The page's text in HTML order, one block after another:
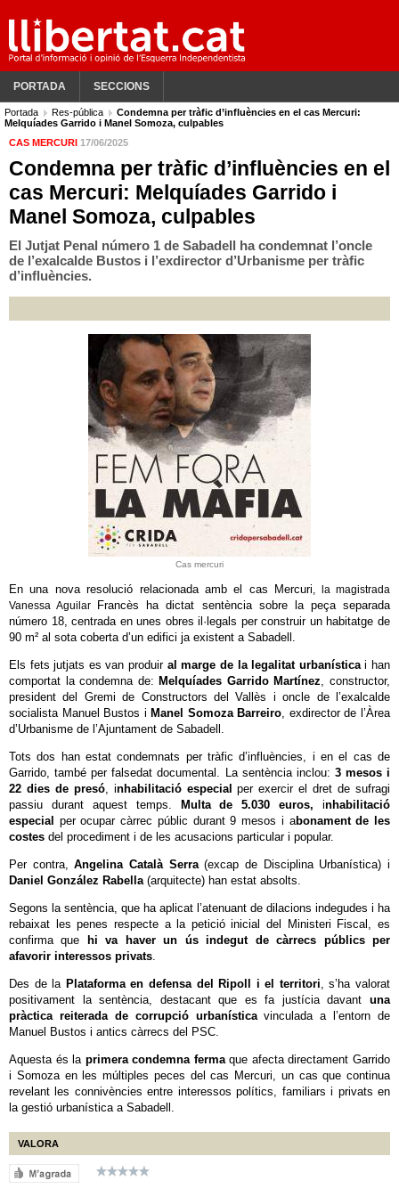
PORTADA SECCIONS
Portada Res-pública
Condemna per tràfic d’influències en el cas Mercuri:
Melquíades Garrido i Manel Somoza, culpables
CAS MERCURI 17/06/2025
Condemna per tràfic d’influències en el
cas Mercuri: Melquíades Garrido i
Manel Somoza, culpables
El Jutjat Penal número 1 de Sabadell ha condemnat l’oncle
de l’exalcalde Bustos i l’exdirector d’Urbanisme per tràfic
d’influències.
Cas mercuri
En una nova resolució relacionada amb el cas Mercuri, la magistrada
Vanessa Aguilar
Francès ha dictat sentència sobre la peça separada
número 18, centrada en unes obres il·legals per construir un habitatge de
90 m² al sota coberta d’un edifici ja existent a Sabadell.
Els fets jutjats es van produir al marge de la legalitat urbanísticai han
comportat la condemna de: Melquíades Garrido Martínez, constructor,
president del Gremi de Constructors del Vallès i oncle de l’exalcalde
socialista Manuel Bustos i Manel Somoza Barreiro, exdirector de l’Àrea
d’Urbanisme de l’Ajuntament de Sabadell.
Tots dos han estat condemnats per tràfic d’influències, i en el cas de
Garrido, també per falsedat documental. La sentència inclou: 3 mesos i
22 dies de presó, inhabilitació especial per exercir el dret de sufragi
passiu durant aquest temps.
Multa de 5.030 euros, inhabilitació
especial per ocupar càrrec públic durant 9 mesos i abonament de les
costes del procediment i de les acusacions particular i popular.
Per contra,Angelina Català Serra(excap de Disciplina Urbanística) i
Daniel González Rabella(arquitecte) han estat absolts.
Segons la sentència, que ha aplicat l’atenuant de dilacions indegudes i ha
rebaixat les penes respecte a la petició inicial del Ministeri Fiscal, es
confirma que
hi va haver un ús indegut de càrrecs públics per
afavorir interessos privats.
Des de la Plataforma en defensa del Ripoll i el territori, s’ha valorat
positivament la sentència, destacant que es fa justícia davant una
pràctica reiterada de corrupció urbanísticavinculada a l’entorn de
Manuel Bustos i antics càrrecs del PSC.
Aquesta és la primera condemna fermaque afecta directament Garrido
i Somoza en les múltiples peces del cas Mercuri, un cas que continua
revelant les connivències entre interessos polítics, familiars i privats en
la gestió urbanística a Sabadell.
VALORA